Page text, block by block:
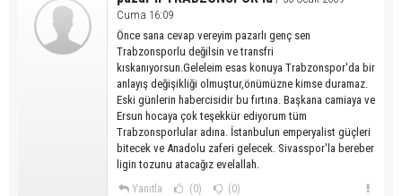
Cuma 16:09
Önce sana cevap vereyim pazarlı genç sen
Trabzonsporlu değilsin ve transfri
kıskanıyorsun.Geleleim esas konuya Trabzonspor'da bir
anlayış değişikliği olmuştur,önümüzne kimse duramaz.
Eski günlerin habercisidir bu fırtına. Başkana camiaya ve
Ersun hocaya çok teşekkür ediyorum tüm
Trabzonsporlular adına. İstanbulun emperyalist güçleri
bitecek ve Anadolu zaferi gelecek. Sivasspor'la bereber
ligin tozunu atacağız evelallah.
Yanıtla (0) (0)